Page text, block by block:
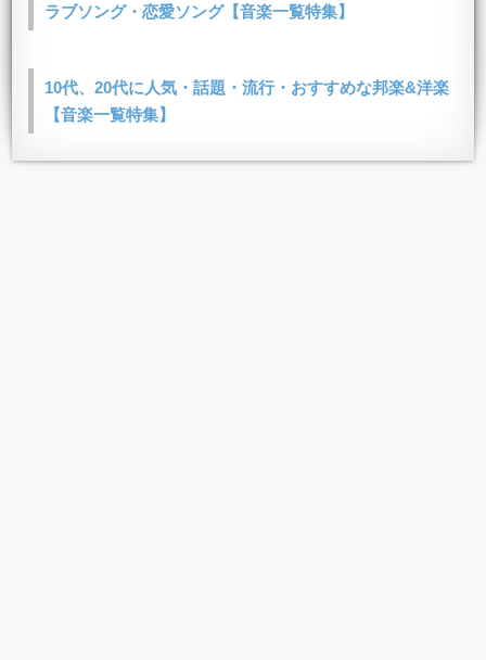
ラブソング・恋愛ソング【音楽一覧特集】
10代、20代に人気・話題・流行・おすすめな邦楽&洋楽
【音楽一覧特集】